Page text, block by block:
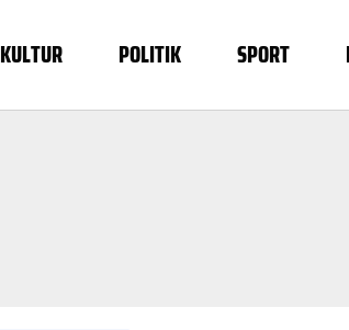
KULTUR POLITIK SPORT